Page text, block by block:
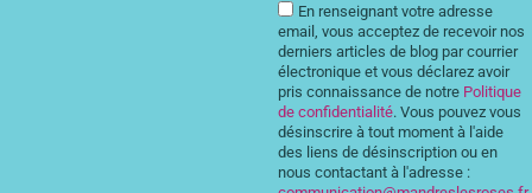
En renseignant votre adresse
email, vous acceptez de recevoir nos
derniers articles de blog par courrier
électronique et vous déclarez avoir
pris connaissance de notre Politique
de confidentialité. Vous pouvez vous
désinscrire à tout moment à l'aide
des liens de désinscription ou en
nous contactant à l'adresse :